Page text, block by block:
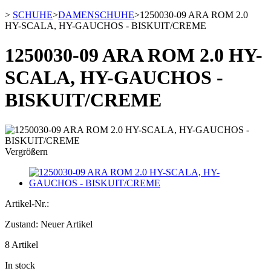
> SCHUHE>DAMENSCHUHE>1250030-09 ARA ROM 2.0
HY-SCALA, HY-GAUCHOS - BISKUIT/CREME
1250030-09 ARA ROM 2.0 HY-
SCALA, HY-GAUCHOS -
BISKUIT/CREME
Vergrößern
Artikel-Nr.:
Zustand: Neuer Artikel
8 Artikel
In stock